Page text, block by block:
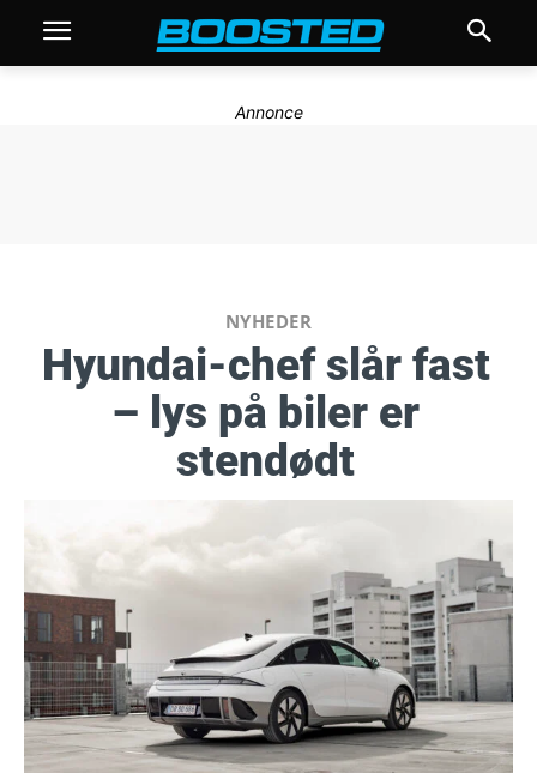
Annonce
NYHEDER
Hyundai-chef slår fast
– lys på biler er
stendødt